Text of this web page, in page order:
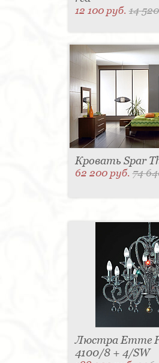
12 100 руб.14
Кровать Spar
62 200 руб.74
Люстра Emme
4100/8 + 4/SW